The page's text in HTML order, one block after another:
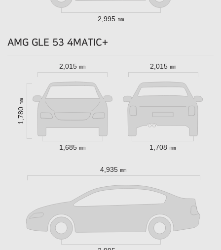
2,995 ㎜
AMG GLE 53 4MATIC+
2,015 ㎜ 2,015 ㎜
1,780 ㎜
1,685 ㎜ 1,708 ㎜
4,935 ㎜